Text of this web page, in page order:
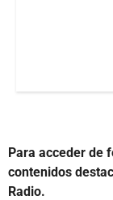
Para acceder de
contenidos
Radio.